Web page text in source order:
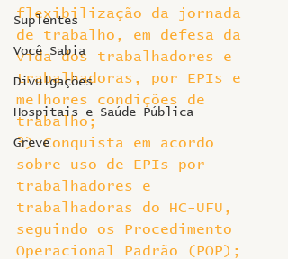
Suplentes
Você Sabia
Divulgações
Hospitais e Saúde Pública
Greve
flexibilização da jornada
de trabalho, em defesa da
vida dos trabalhadores e
trabalhadoras, por EPIs e
melhores condições de
trabalho;
3) Conquista em acordo
sobre uso de EPIs por
trabalhadores e
trabalhadoras do HC-UFU,
seguindo os Procedimento
Operacional Padrão (POP);